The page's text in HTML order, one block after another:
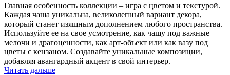
Главная особенность коллекции – игра с цветом и текстурой.
Каждая чаша уникальна, великолепный вариант декора,
который станет изящным дополнением любого пространства.
Используйте ее на свое усмотрение, как чашу под важные
мелочи и драгоценности, как арт-объект или как вазу под
цветы с кензаном. Создавайте уникальные композиции,
добавляя авангардный акцент в свой интерьер.
Читать дальше